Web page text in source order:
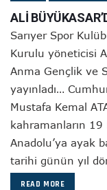
ALİ
Sarıyer Spor
Kurulu yöneticisi
Anma Gençlik ve
yayınladı…
Mustafa Kemal
kahramanların 19
Anadolu’ya ayak
tarihi günün yıl
READ MORE